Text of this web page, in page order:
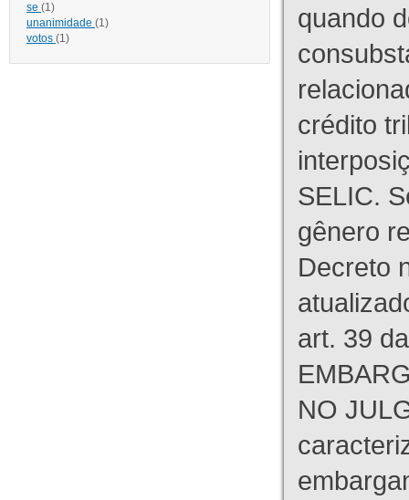
se (1)
unanimidade (1)
votos (1)
quando
crédito
SELIC.
gênero
Decreto
art. 39
NO